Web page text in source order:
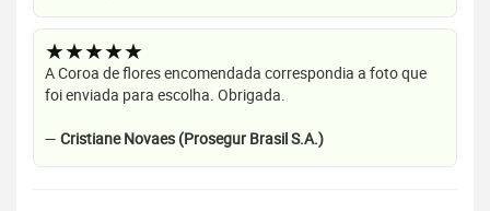
★★★★★
A Coroa de flores encomendada correspondia a foto que
foi enviada para escolha. Obrigada.
— Cristiane Novaes (Prosegur Brasil S.A.)